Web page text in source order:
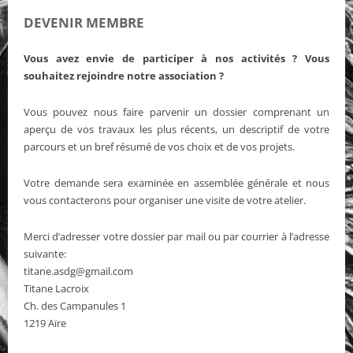
DEVENIR MEMBRE
Vous avez envie de participer à nos activités ? Vous
souhaitez rejoindre notre association ?
Vous pouvez nous faire parvenir un dossier comprenant un
aperçu de vos travaux les plus récents, un descriptif de votre
parcours et un bref résumé de vos choix et de vos projets.
Votre demande sera examinée en assemblée générale et nous
vous contacterons pour organiser une visite de votre atelier.
Merci d’adresser votre dossier par mail ou par courrier à l’adresse
suivante:
titane.asdg@gmail.com
Titane Lacroix
Ch. des Campanules 1
1219 Aïre